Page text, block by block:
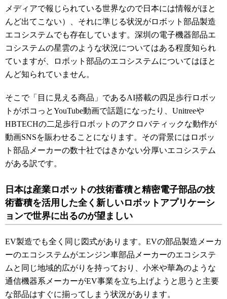
メディアで報じられている世界なので日本には情報がほと
んど出てこない）、それに準じる状況がロボット部品製造
エコシステムでも存在しています。深圳の電子機器部品エ
コシステムの星雲のような状況についてはある程度知られ
ていますが、ロボット部品のエコシステムについてはほと
んど知られていません。
そこで「目に見える商品」であるAI搭載の四足歩行ロボッ
トがポコっとYouTube動画で話題になったり、Unitreeや
HBTECHの二足歩行ロボットのアクロバティックな動作が
動画SNSを賑わせることになります。その背景にはロボッ
ト部品メーカーの数十社ではきかない分厚いエコシステム
がある訳です。
日本は産業ロボットの技術蓄積と精密電子部品の技
術蓄積を活用した全く新しいロボットアプリケーシ
ョンで世界に出るのが望ましい
EV製造でも全く同じ図式があります。EVの部品製造メーカ
ーのエコシステムがエンジン車部品メーカーのエコシステ
ムと同じ地域的広がりを持っており、小米や華為のような
通信機器系メーカーがEV事業を立ち上げようと思うと主要
な部品はすぐに揃ってしまう状況があります。